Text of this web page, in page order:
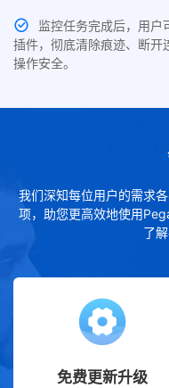
监控任务完成后，用户
插件，彻底清除痕迹、断开
操作安全。
我们深知每位用户的需求
项，助您更高效地使用
了
免费更新升级